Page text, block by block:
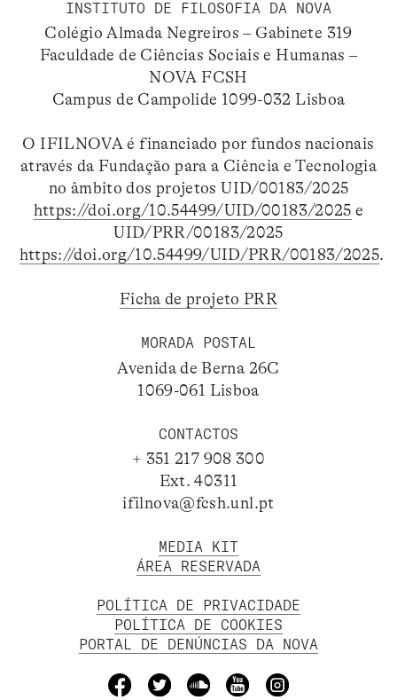
INSTITUTO DE FILOSOFIA DA NOVA
Colégio Almada Negreiros – Gabinete 319
Faculdade de Ciências Sociais e Humanas –
NOVA FCSH
Campus de Campolide 1099-032 Lisboa
O IFILNOVA é financiado por fundos nacionais
através da Fundação para a Ciência e Tecnologia
no âmbito dos projetos UID/00183/2025
https://doi.org/10.54499/UID/00183/2025 e
UID/PRR/00183/2025
https://doi.org/10.54499/UID/PRR/00183/2025.
Ficha de projeto PRR
MORADA POSTAL
Avenida de Berna 26C
1069-061 Lisboa
CONTACTOS
+ 351 217 908 300
Ext. 40311
ifilnova@fcsh.unl.pt
MEDIA KIT
ÁREA RESERVADA
POLÍTICA DE PRIVACIDADE
POLÍTICA DE COOKIES
PORTAL DE DENÚNCIAS DA NOVA